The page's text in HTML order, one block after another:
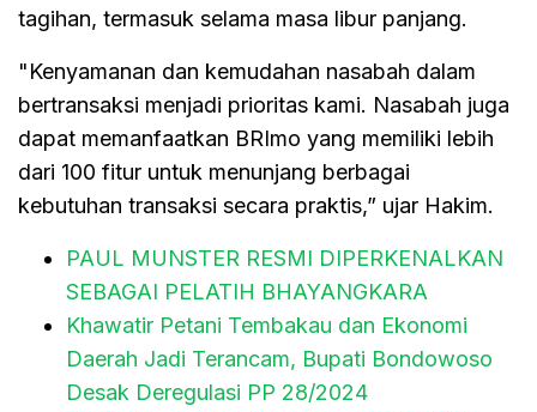
tagihan, termasuk selama masa libur panjang.
"Kenyamanan dan kemudahan nasabah dalam
bertransaksi menjadi prioritas kami. Nasabah juga
dapat memanfaatkan BRImo yang memiliki lebih
dari 100 fitur untuk menunjang berbagai
kebutuhan transaksi secara praktis,” ujar Hakim.
PAUL MUNSTER RESMI DIPERKENALKAN
SEBAGAI PELATIH BHAYANGKARA
Khawatir Petani Tembakau dan Ekonomi
Daerah Jadi Terancam, Bupati Bondowoso
Desak Deregulasi PP 28/2024